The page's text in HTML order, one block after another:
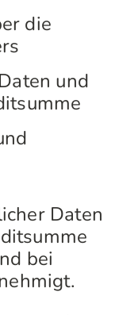
die
und
Daten
bei